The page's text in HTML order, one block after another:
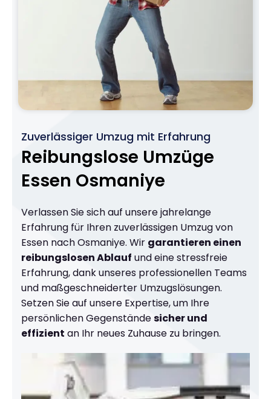
Zuverlässiger Umzug mit Erfahrung
Reibungslose Umzüge
Essen Osmaniye
Verlassen Sie sich auf unsere jahrelange
Erfahrung für Ihren zuverlässigen Umzug von
Essen nach Osmaniye. Wir garantieren einen
reibungslosen Ablauf und eine stressfreie
Erfahrung, dank unseres professionellen Teams
und maßgeschneiderter Umzugslösungen.
Setzen Sie auf unsere Expertise, um Ihre
persönlichen Gegenständesicher und
effizient an Ihr neues Zuhause zu bringen.